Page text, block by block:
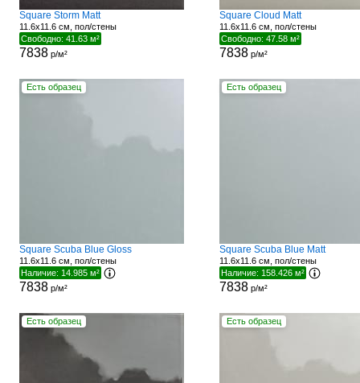
Square Storm Matt
11.6x11.6 см, пол/стены
Свободно: 41.63 м²
7838р/м²
Square Cloud Matt
11.6x11.6 см, пол/стены
Свободно: 47.58 м²
7838р/м²
Есть образец
Square Scuba Blue Gloss
11.6x11.6 см, пол/стены
Наличие: 14.985 м²
7838р/м²
Есть образец
Square Scuba Blue Matt
11.6x11.6 см, пол/стены
Наличие: 158.426 м²
7838р/м²
Есть образец Есть образец